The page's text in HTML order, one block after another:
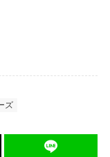
金
取金額にご納
ズ